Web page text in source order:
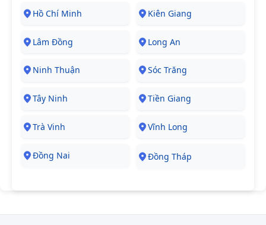
Hồ Chí Minh Kiên Giang
Lâm Đồng Long An
Ninh Thuận Sóc Trăng
Tây Ninh Tiền Giang
Trà Vinh Vĩnh Long
Đồng Nai Đồng Tháp